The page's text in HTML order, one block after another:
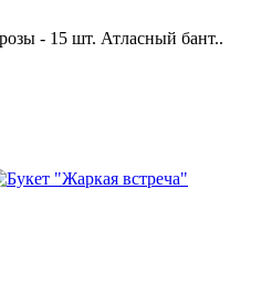
- 15 шт. Атласный бант..